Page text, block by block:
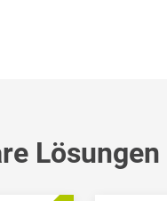
Lösungen